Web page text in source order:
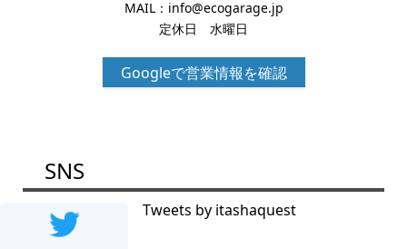
MAIL： info@ecogarage.jp
定休日 水曜日
Googleで営業情報を確認
SNS
Tweets by itashaquest